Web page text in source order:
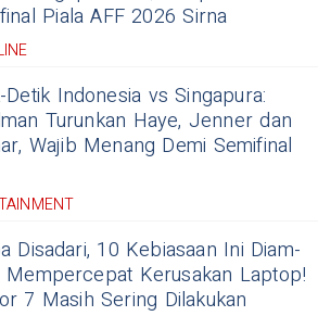
Piala AFF 2026 Sirna
Detik Indonesia vs Singapura:
Turunkan Haye, Jenner dan
Wajib Menang Demi Semifinal
Disadari, 10 Kebiasaan Ini Diam-
Mempercepat Kerusakan Laptop!
7 Masih Sering Dilakukan